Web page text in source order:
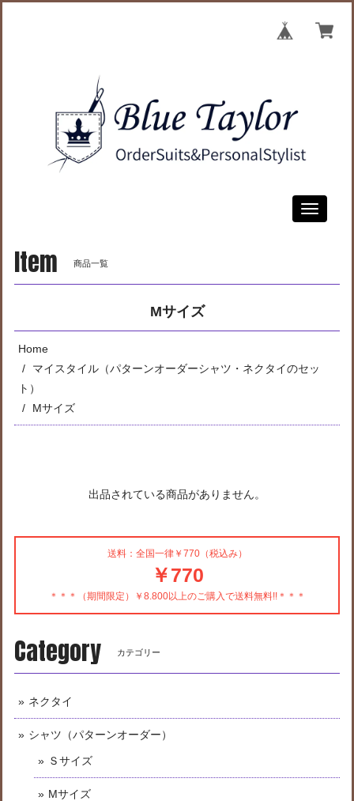
Toggle
Item 商品一覧
Mサイズ
Home
マイスタイル（パターンオーダーシャツ・ネクタイのセッ
ト）
Mサイズ
出品されている商品がありません。
送料：全国一律￥770（税込み）
￥770
＊＊＊（期間限定）￥8.800以上のご購入で送料無料!!＊＊＊
Category カテゴリー
ネクタイ
シャツ（パターンオーダー）
Ｓサイズ
Mサイズ